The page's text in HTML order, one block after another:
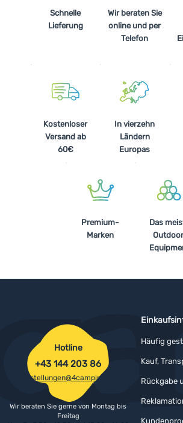
Schnelle
Lieferung
Wir beraten Sie
online und per
Telefon
Kostenloser
Versand ab
60€
In vierzehn
Ländern
Europas
Premium-
Marken
Das
Häufig
Kauf,
Rückgabe
Hotline
+43 144 203 86
bestellungen@4camping.at
Wir beraten Sie gerne von Montag bis
Freitag